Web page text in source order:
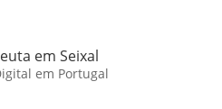
em Seixal
em Portugal